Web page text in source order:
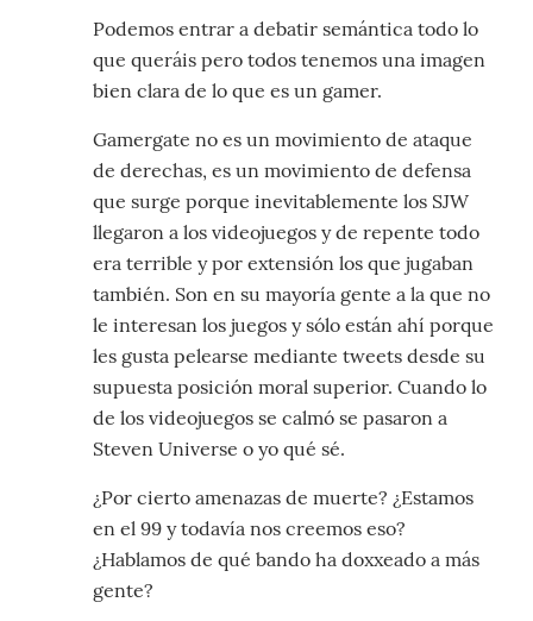
Podemos entrar a debatir semántica todo lo
que queráis pero todos tenemos una imagen
bien clara de lo que es un gamer.
Gamergate no es un movimiento de ataque
de derechas, es un movimiento de defensa
que surge porque inevitablemente los SJW
llegaron a los videojuegos y de repente todo
era terrible y por extensión los que jugaban
también. Son en su mayoría gente a la que no
le interesan los juegos y sólo están ahí porque
les gusta pelearse mediante tweets desde su
supuesta posición moral superior. Cuando lo
de los videojuegos se calmó se pasaron a
Steven Universe o yo qué sé.
¿Por cierto amenazas de muerte? ¿Estamos
en el 99 y todavía nos creemos eso?
¿Hablamos de qué bando ha doxxeado a más
gente?